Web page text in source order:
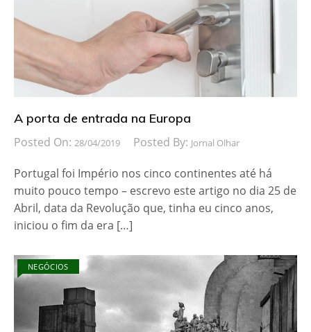
A porta de entrada na Europa
Posted On: 28/04/2019 Posted By: Jornal Olhar
Portugal foi Império nos cinco continentes até há
muito pouco tempo – escrevo este artigo no dia 25 de
Abril, data da Revolução que, tinha eu cinco anos,
iniciou o fim da era […]
NEGÓCIOS